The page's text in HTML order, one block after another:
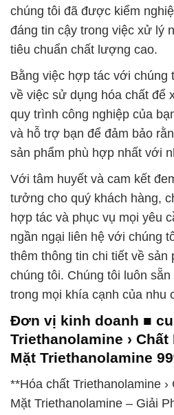
chúng tôi đã được kiểm
đáng tin cậy trong việc xử lý
tiêu chuẩn chất lượng cao.
Bằng việc hợp tác với chúng
về việc sử dụng hóa chất để
quy trình công nghiệp của
và hỗ trợ bạn để đảm bảo
sản phẩm phù hợp nhất với
Với tâm huyết và cam kết
tưởng cho quý khách hàng,
hợp tác và phục vụ mọi yêu
ngần ngại liên hệ với chúng
thêm thông tin chi tiết về sản
chúng tôi. Chúng tôi luôn
trong mọi khía cạnh của nhu
Đơn vị kinh doanh ■
Triethanolamine ›
Mặt Triethanolamine
**Hóa chất Triethanolamine
Mặt Triethanolamine – Giải